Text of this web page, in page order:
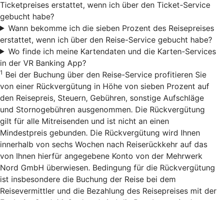
Ticketpreises erstattet, wenn ich über den Ticket-Service
gebucht habe?
Wann bekomme ich die sieben Prozent des Reisepreises
erstattet, wenn ich über den Reise-Service gebucht habe?
Wo finde ich meine Kartendaten und die Karten-Services
in der VR Banking App?
1 Bei der Buchung über den Reise-Service profitieren Sie
von einer Rückvergütung in Höhe von sieben Prozent auf
den Reisepreis, Steuern, Gebühren, sonstige Aufschläge
und Stornogebühren ausgenommen. Die Rückvergütung
gilt für alle Mitreisenden und ist nicht an einen
Mindestpreis gebunden. Die Rückvergütung wird Ihnen
innerhalb von sechs Wochen nach Reiserückkehr auf das
von Ihnen hierfür angegebene Konto von der Mehrwerk
Nord GmbH überwiesen. Bedingung für die Rückvergütung
ist insbesondere die Buchung der Reise bei dem
Reisevermittler und die Bezahlung des Reisepreises mit der